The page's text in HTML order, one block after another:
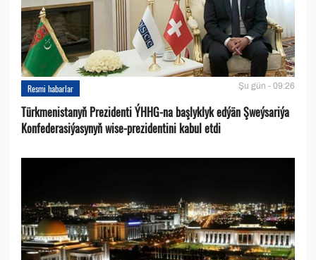
Resmi habarlar Şu gün - 09:26
Türkmenistanyň Prezidenti ÝHHG-na başlyklyk edýän Şweýsariýa
Konfederasiýasynyň wise-prezidentini kabul etdi